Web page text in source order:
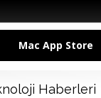
Mac App Store
Haberleri